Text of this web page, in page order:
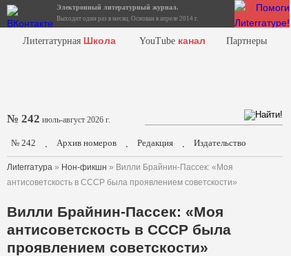
Электронный литературный журнал.
Выходит один раз в месяц. Основан в апреле 2014 г.
Лиterraтурная Школа YouTube канал Партнеры
№ 242 июль-август 2026 г.
№ 242 . Архив номеров . Редакция . Издательство
Лиterraтура » Нон-фикшн » Вилли Брайнин-Пассек: «Моя
антисоветскость в СССР была проявлением советскости»
Вилли Брайнин-Пассек: «Моя
антисоветскость в СССР была
проявлением советскости»